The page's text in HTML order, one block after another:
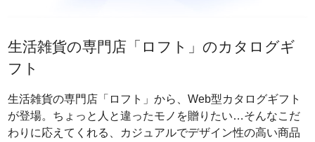
生活雑貨の専門店「ロフト」のカタログギ
フト
生活雑貨の専門店「ロフト」から、Web型カタログギフト
が登場。ちょっと人と違ったモノを贈りたい…そんなこだ
わりに応えてくれる、カジュアルでデザイン性の高い商品